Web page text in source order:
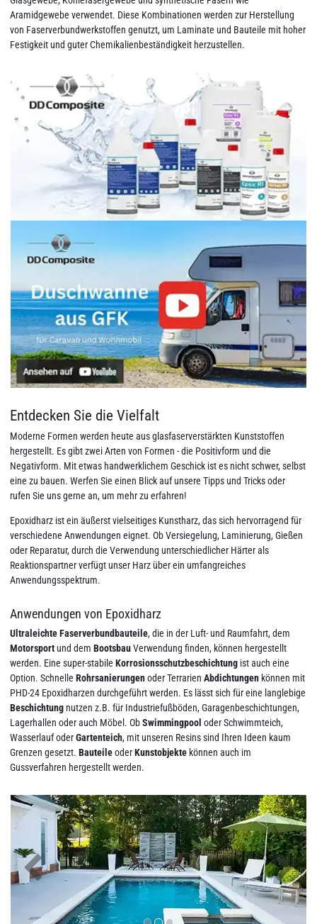
Aramidgewebe verwendet. Diese Kombinationen werden zur Herstellung
von Faserverbundwerkstoffen genutzt, um Laminate und Bauteile mit hoher
Festigkeit und guter Chemikalienbeständigkeit herzustellen.
Entdecken Sie die Vielfalt
Moderne Formen werden heute aus glasfaserverstärkten Kunststoffen
hergestellt. Es gibt zwei Arten von Formen - die Positivform und die
Negativform. Mit etwas handwerklichem Geschick ist es nicht schwer, selbst
eine zu bauen. Werfen Sie einen Blick auf unsere Tipps und Tricks oder
rufen Sie uns gerne an, um mehr zu erfahren!
Epoxidharz ist ein äußerst vielseitiges Kunstharz, das sich hervorragend für
verschiedene Anwendungen eignet. Ob Versiegelung, Laminierung, Gießen
oder Reparatur, durch die Verwendung unterschiedlicher Härter als
Reaktionspartner verfügt unser Harz über ein umfangreiches
Anwendungsspektrum.
Anwendungen von Epoxidharz
Ultraleichte Faserverbundbauteile, die in der Luft- und Raumfahrt, dem
Motorsportund dem BootsbauVerwendung finden, können hergestellt
werden. Eine super-stabile Korrosionsschutzbeschichtung ist auch eine
Option. Schnelle Rohrsanierungenoder Terrarien Abdichtungen können mit
PHD-24 Epoxidharzen durchgeführt werden. Es lässt sich für eine langlebige
Beschichtung nutzen z.B. für Industriefußböden, Garagenbeschichtungen,
Lagerhallen oder auch Möbel. ObSwimmingpool oder Schwimmteich,
Wasserlauf oderGartenteich, mit unseren Resins sind Ihren Ideen kaum
Grenzen gesetzt. BauteileoderKunstobjekte können auch im
Gussverfahren hergestellt werden.